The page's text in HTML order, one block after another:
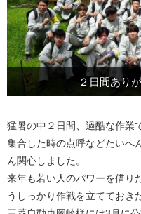
２日間あり
猛暑の中２日間、過酷な作業
集合した時の点呼などたいへ
ん関心しました。
来年も若い人のパワーを借り
うしっかり作戦を立てておき